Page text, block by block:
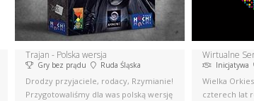
Trajan - Polska wersja
Gry bez prądu Ruda Śląska
Drodzy przyjaciele, rodacy, Rzymianie!
Przygotowaliśmy dla was polską wersję
Wirtualne
Inicjatywa
Wielka
czterech lat